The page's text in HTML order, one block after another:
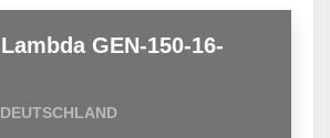
Sortieren nachGEN-150-16-